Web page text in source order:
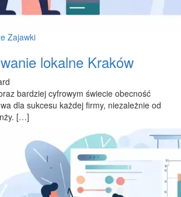
Zajawki
lokalne Kraków
bardziej cyfrowym świecie obecność
dla sukcesu każdej firmy, niezależnie od
[…]